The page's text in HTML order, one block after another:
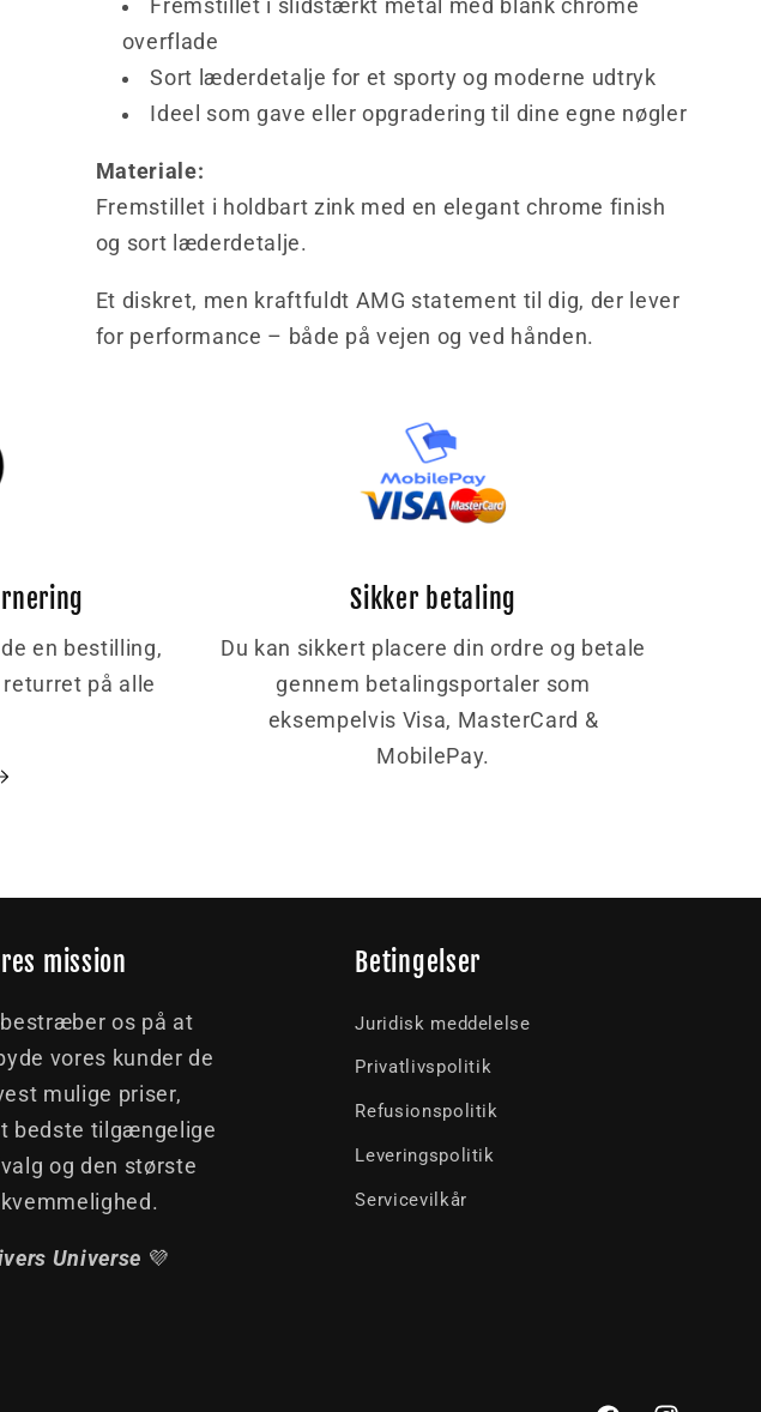
Fremstillet i slidstærkt metal med blank chrome
overflade
Sort læderdetalje for et sporty og moderne udtryk
Ideel som gave eller opgradering til dine egne nøgler
Materiale:
Fremstillet i holdbart zink med en elegant chrome finish
og sort læderdetalje.
Et diskret, men kraftfuldt AMG statement til dig, der lever
for performance – både på vejen og ved hånden.
en bestilling,
på alle
Sikker betaling
Du kan sikkert placere din ordre og betale
gennem betalingsportaler som
eksempelvis Visa, MasterCard &
MobilePay.
mission
os på at
vores kunder de
mulige priser,
bedste tilgængelige
og den største
Universe 💜
Betingelser
Juridisk meddelelse
Privatlivspolitik
Refusionspolitik
Leveringspolitik
Servicevilkår